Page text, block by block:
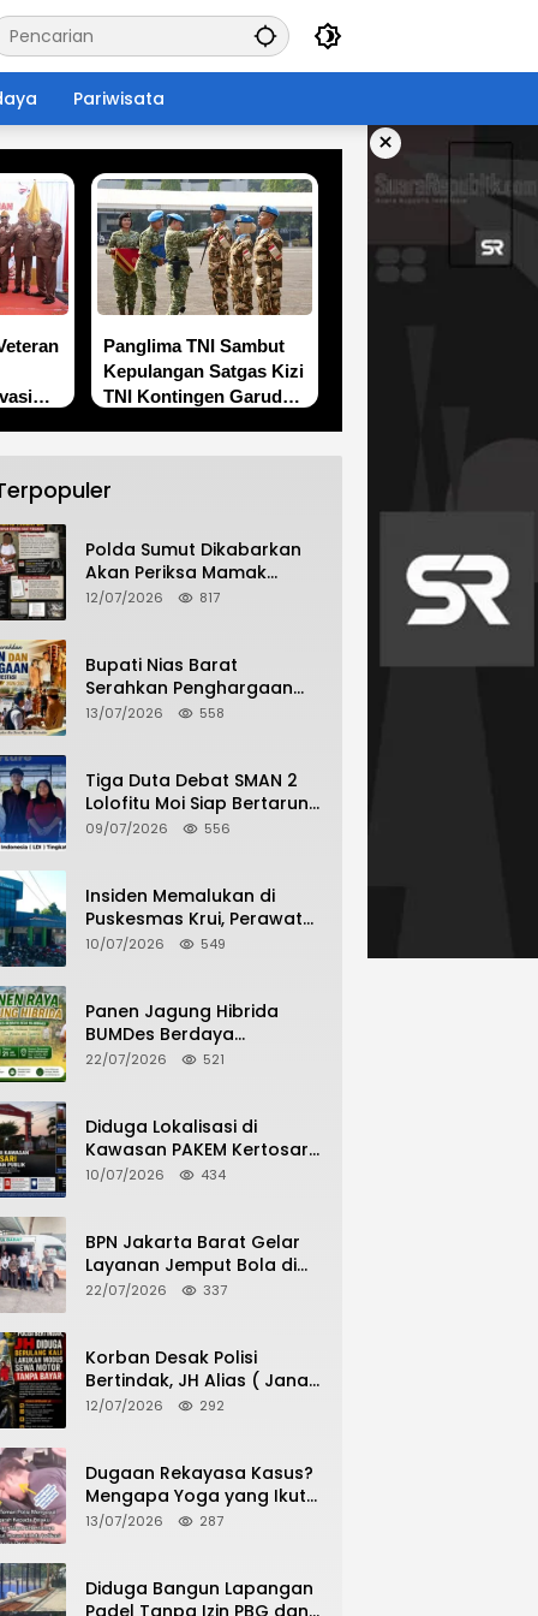
Pariwisata
×
Panglima TNI Sambut
Kepulangan Satgas Kizi
TNI Kontingen Garuda
Polda Sumut Dikabarkan
Akan Periksa Mamak
Maling Terlapor dalam
Perdamaian
12/07/2026 817
Bupati Nias Barat
Serahkan Penghargaan
dan Penghargaan Bagi
13/07/2026 558
Tiga Duta Debat SMAN 2
Lolofitu Moi Siap Bertarung
di LDI Tingkat Provinsi
09/07/2026 556
Insiden Memalukan di
Puskesmas Krui, Perawat
dan Security Berselisih
10/07/2026 549
Panen Jagung Hibrida
BUMDes Berdaya
Hilimbuasi, Bukti Nyata
22/07/2026 521
Diduga Lokalisasi di
Kawasan PAKEM Kertosari
Kembali Jadi Sorotan
10/07/2026 434
BPN Jakarta Barat Gelar
Layanan Jemput Bola di
Kantor Kecamatan Grogol
HGB ke SHM
22/07/2026 337
Korban Desak Polisi
Bertindak, JH Alias ( Jana
Haris) Diduga Berulang
12/07/2026 292
Dugaan Rekayasa Kasus?
Mengapa Yoga yang Ikut
Menangkap Pelaku
Tersangka?
13/07/2026 287
Diduga Bangun Lapangan
Padel Tanpa Izin PBG dan